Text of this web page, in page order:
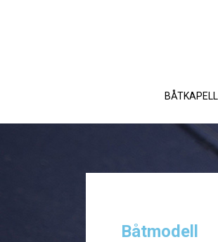
BÅTKAPELL
Båtmodell